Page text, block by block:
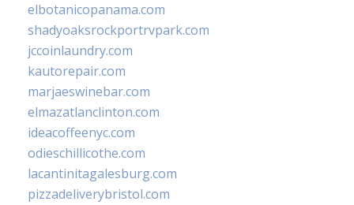
elbotanicopanama.com
shadyoaksrockportrvpark.com
jccoinlaundry.com
kautorepair.com
marjaeswinebar.com
elmazatlanclinton.com
ideacoffeenyc.com
odieschillicothe.com
lacantinitagalesburg.com
pizzadeliverybristol.com